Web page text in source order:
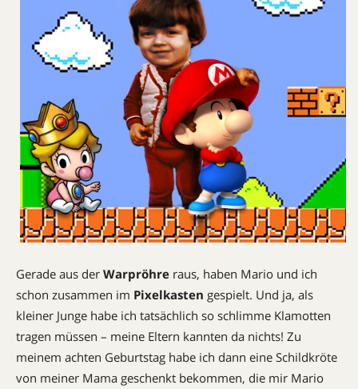
Gerade aus der Warpröhre raus, haben Mario und ich
schon zusammen im Pixelkasten gespielt. Und ja, als
kleiner Junge habe ich tatsächlich so schlimme Klamotten
tragen müssen – meine Eltern kannten da nichts! Zu
meinem achten Geburtstag habe ich dann eine Schildkröte
von meiner Mama geschenkt bekommen, die mir Mario